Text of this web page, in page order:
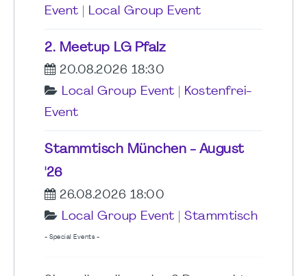
Event
Local Group Event
2. Meetup LG Pfalz
20.08.2026 18:30
Local Group Event
Kostenfrei-
Event
Stammtisch München - August
'26
26.08.2026 18:00
Local Group Event
Stammtisch
- Special Events -